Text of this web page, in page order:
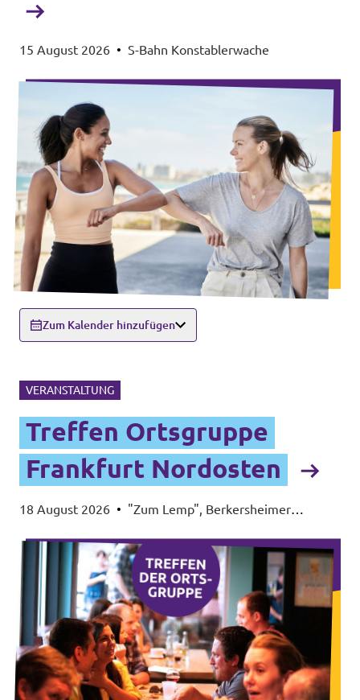
15 August 2026 • S-Bahn Konstablerwache
Zum Kalender hinzufügen
VERANSTALTUNG
Treffen Ortsgruppe
Frankfurt Nordosten
18 August 2026 • "Zum Lemp", Berkersheimer